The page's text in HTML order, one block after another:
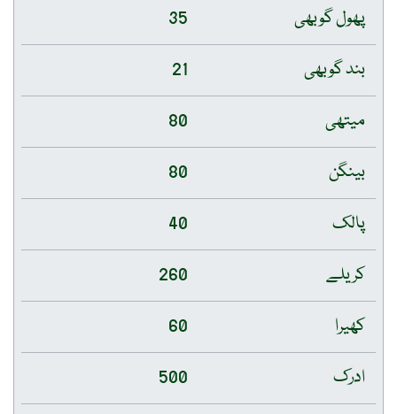
پھول گوبھی
35
بند گوبھی
21
میتھی
80
بینگن
80
پالک
40
کریلے
260
کھیرا
60
ادرک
500